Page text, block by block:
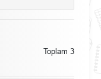
Toplam 3